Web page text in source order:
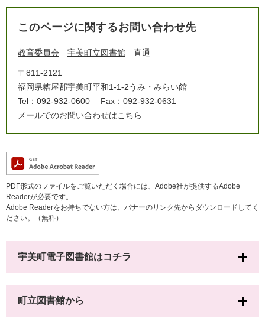
このページに関するお問い合わせ先
教育委員会 宇美町立図書館 直通
〒811-2121
福岡県糟屋郡宇美町平和1-1-2うみ・みらい館
Tel：092-932-0600
Fax：092-932-0631
メールでのお問い合わせはこちら
PDF形式のファイルをご覧いただく場合には、Adobe社が提供するAdobe
Readerが必要です。
Adobe Readerをお持ちでない方は、バナーのリンク先からダウンロードしてく
ださい。（無料）
宇美町電子図書館はコチラ
町立図書館から